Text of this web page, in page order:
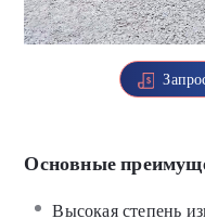
Основные
Высокая степень